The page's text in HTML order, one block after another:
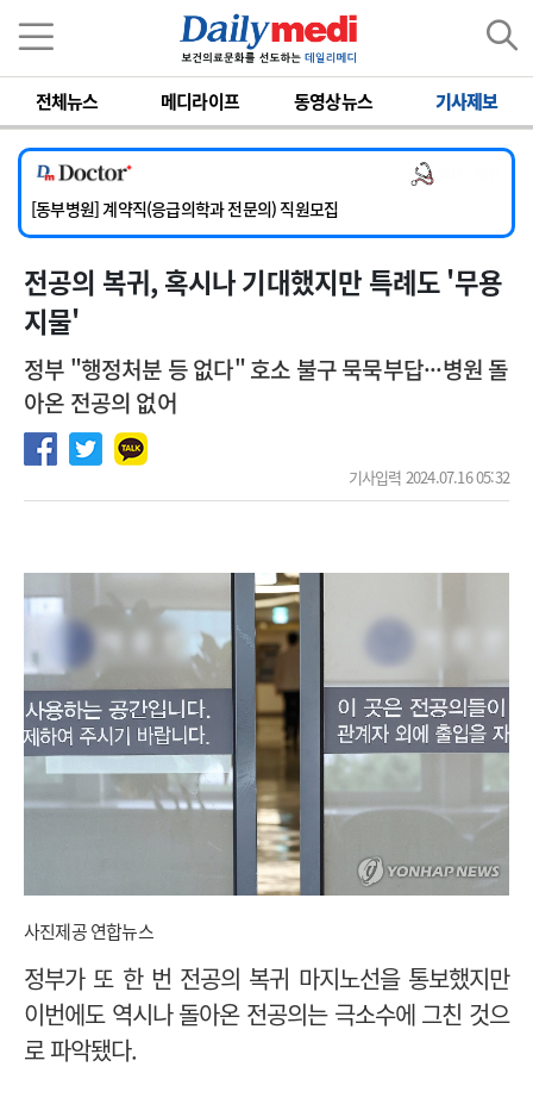
전체뉴스 메디라이프 동영상뉴스 기사제보
[서울아산병원] 2026년 하반기 인턴 모집
[영남대학교의료원] 마취통증의학과 임기제 임상의사 채용
[충남대학교병원] 소아청소년과(소아응급전담) 계약직 의사 공개채용
[동부병원] 계약직(응급의학과 전문의) 직원모집
[이대목동병원] 하반기 전공의(레지던트1년차) 모집
[서울아산병원] 2026년 하반기 인턴 모집
[영남대학교의료원] 마취통증의학과 임기제 임상의사 채용
전공의 복귀, 혹시나 기대했지만 특례도 '무용
지물'
정부 "행정처분 등 없다" 호소 불구 묵묵부답···병원 돌
아온 전공의 없어
기사입력 2024.07.16 05:32
사진제공 연합뉴스
정부가 또 한 번 전공의 복귀 마지노선을 통보했지만
이번에도 역시나 돌아온 전공의는 극소수에 그친 것으
로 파악됐다.